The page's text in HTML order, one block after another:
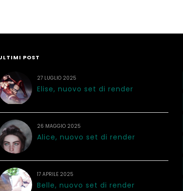
POST
27 LUGLIO 2025
Elise, nuovo set di render
26 MAGGIO 2025
Alice, nuovo set di render
17 APRILE 2025
Belle, nuovo set di render